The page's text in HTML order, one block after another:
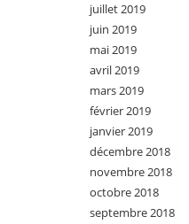
juillet 2019
juin 2019
mai 2019
avril 2019
mars 2019
février 2019
janvier 2019
décembre 2018
novembre 2018
octobre 2018
septembre 2018